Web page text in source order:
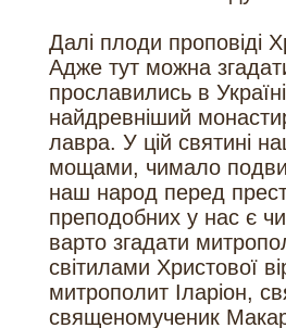
Далі плоди проповіді
Адже тут можна
прославились в
найдревніший
лавра. У цій святині
мощами, чимало
наш народ перед
преподобних у нас є
варто згадати
світилами Христової
митрополит Іларіон,
священомученик